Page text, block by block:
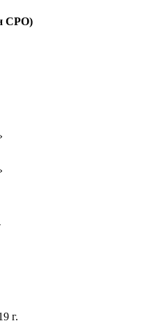
СРО)
г.